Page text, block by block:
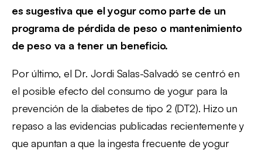
es sugestiva que el yogur como parte de un
programa de pérdida de peso o mantenimiento
de peso va a tener un beneficio.
Por último, el Dr. Jordi Salas-Salvadó se centró en
el posible efecto del consumo de yogur para la
prevención de la diabetes de tipo 2 (DT2). Hizo un
repaso a las evidencias publicadas recientemente y
que apuntan a que la ingesta frecuente de yogur